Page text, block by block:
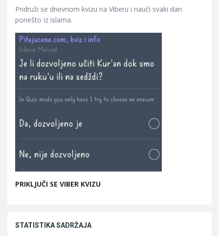
Pridruži se dnevnom kvizu na Viberu i nauči svaki dan
ponešto iz islama.
PRIKLJUČI SE VIBER KVIZU
STATISTIKA SADRŽAJA